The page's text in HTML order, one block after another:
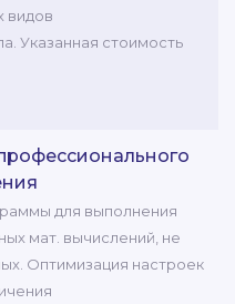
видов
Указанная стоимость
для выполнения
мат. вычислений, не
Оптимизация настроек